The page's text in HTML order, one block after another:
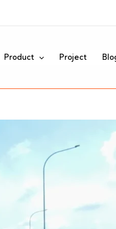
Product Project